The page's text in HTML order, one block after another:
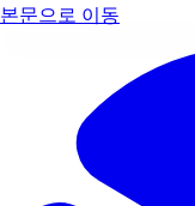
본문으로 이동